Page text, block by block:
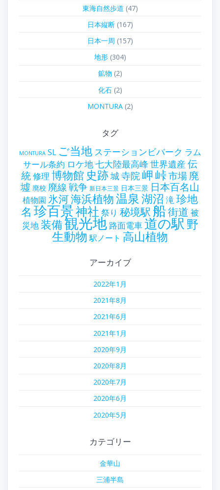
東海自然歩道 (47)
日本縦断(167)
日本一周 (157)
地形(304)
鉱物 (2)
化石(2)
MONTURA(2)
タグ
MONTURA SL ご当地 ステーションビバーク ラム
サール条約 ロケ地七大陸最高峰 世界遺産 伝
統修理 博物館 史跡城寺院岬峠市場廃
墟 廃校 廃線戦争 新日本三景 日本三景 日本百名山
植物園 氷河海浜植物温泉湖沼 滝珍地
名 珍百景神社 祭り 秘境駅 船街道 被
災地装備観光地 路面電車道の駅野
生動物 駅ノート 高山植物
アーカイブ
2022年1月
2021年8月
2021年6月
2021年1月
2020年9月
2020年8月
2020年7月
2020年6月
2020年5月
カテゴリー
金華山
三浦半島